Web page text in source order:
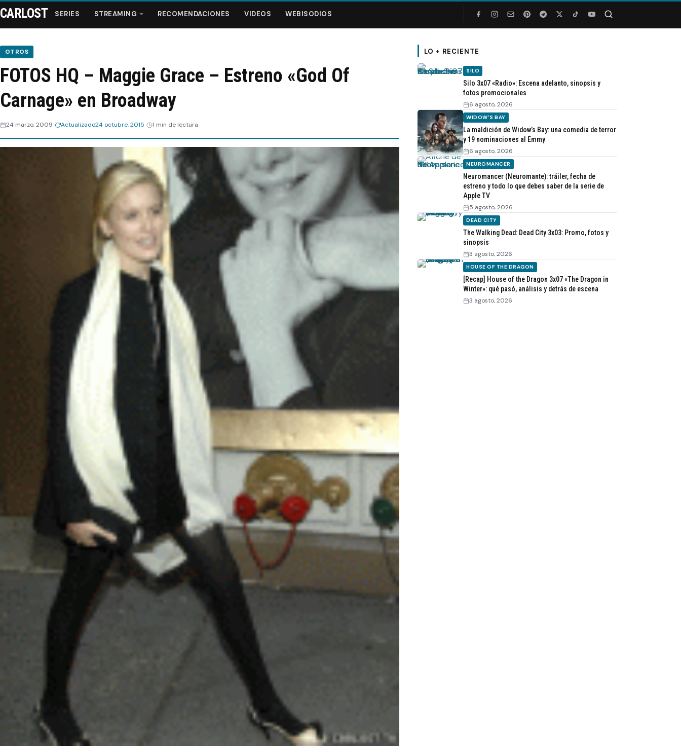
Series
Streaming
CARLOST SERIES STREAMING RECOMENDACIONES VIDEOS WEBISODIOS
OTROS
FOTOS HQ – Maggie Grace – Estreno «God Of
Carnage» en Broadway
24 marzo, 2009 Actualizado24 octubre, 2015 1 min de lectura
LO + RECIENTE
SILO
Silo 3x07 «Radio»: Escena adelanto, sinopsis y
fotos promocionales
6 agosto, 2026
WIDOW'S BAY
La maldición de Widow’s Bay: una comedia de terror
y 19 nominaciones al Emmy
6 agosto, 2026
NEUROMANCER
Neuromancer (Neuromante): tráiler, fecha de
estreno y todo lo que debes saber de la serie de
Apple TV
5 agosto, 2026
DEAD CITY
The Walking Dead: Dead City 3x03: Promo, fotos y
sinopsis
3 agosto, 2026
HOUSE OF THE DRAGON
[Recap] House of the Dragon 3x07 «The Dragon in
Winter»: qué pasó, análisis y detrás de escena
3 agosto, 2026